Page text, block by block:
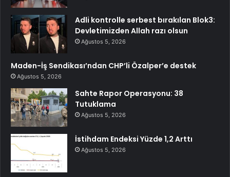
Adli kontrolle serbest bırakılan Blok3:
Devletimizden Allah razı olsun
Ağustos 5, 2026
Maden-İş Sendikası’ndan CHP’li Özalper’e destek
Ağustos 5, 2026
Sahte Rapor Operasyonu: 38
Tutuklama
Ağustos 5, 2026
İstihdam Endeksi Yüzde 1,2 Arttı
Ağustos 5, 2026